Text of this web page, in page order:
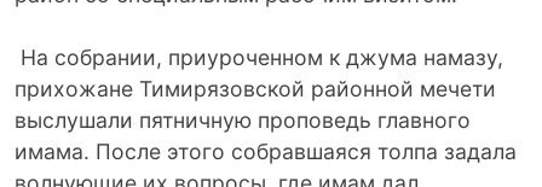
На собрании, приуроченном к джума намазу,
прихожане Тимирязовской районной мечети
выслушали пятничную проповедь главного
имама. После этого собравшаяся толпа задала